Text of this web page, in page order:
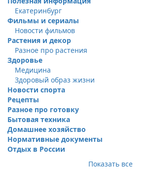
Екатеринбург
Фильмы и сериалы
Новости фильмов
Растения и декор
Разное про растения
Здоровье
Медицина
Здоровый образ жизни
Новости спорта
Рецепты
Разное про готовку
Бытовая техника
Домашнее хозяйство
Нормативные документы
Отдых в России
Показать все